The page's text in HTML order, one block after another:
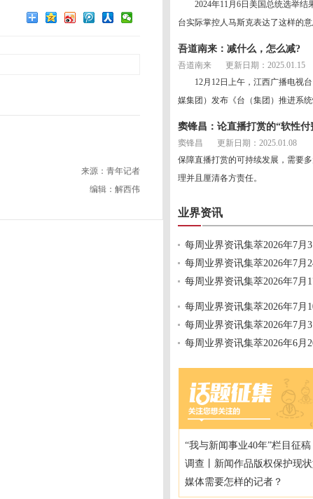
来源：青年记者
编辑：解西伟
2024年11月6日美国总统选举结
台实际掌控人马斯克表达了这样的
吾道南来：减什么，怎么减?
吾道南来
更新日期：2025.01.15
12月12日上午，江西广播电视台
媒集团）发布《台（集团）推进系
窦锋昌：论直播打赏的“软性付
窦锋昌
更新日期：2025.01.08
保障直播打赏的可持续发展，需要
理并且厘清各方责任。
业界资讯
每周业界资讯集萃2026年7月
每周业界资讯集萃2026年7月
每周业界资讯集萃2026年7月
每周业界资讯集萃2026年7月
每周业界资讯集萃2026年7月
每周业界资讯集萃2026年6月
“我与新闻事业40年”栏目征稿
调查丨新闻作品版权保护现
媒体需要怎样的记者？